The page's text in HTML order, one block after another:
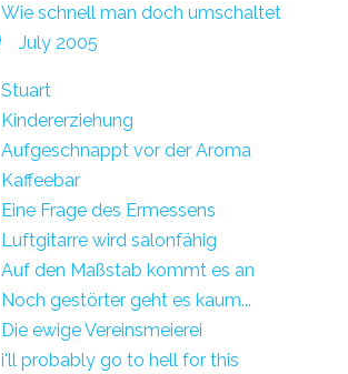
Wie schnell man doch umschaltet
July 2005
Stuart
Kindererziehung
Aufgeschnappt vor der Aroma
Kaffeebar
Eine Frage des Ermessens
Luftgitarre wird salonfähig
Auf den Maßstab kommt es an
Noch gestörter geht es kaum...
Die ewige Vereinsmeierei
i'll probably go to hell for this